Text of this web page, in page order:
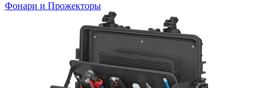
Фонари и Прожекторы